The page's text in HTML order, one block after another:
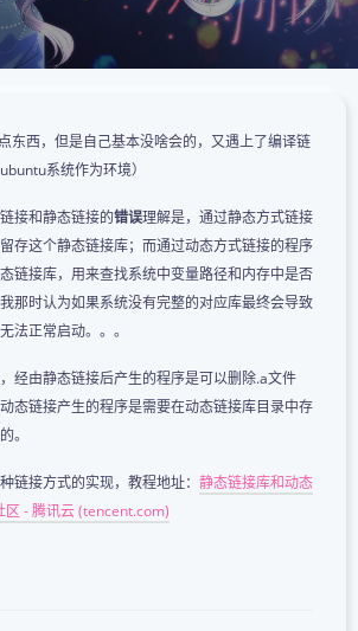
东西，但是自己基本没啥会的，又遇上了编译链
系统作为环境）
接和静态链接的错误理解是，通过静态方式链接
存这个静态链接库；而通过动态方式链接的程序
链接库，用来查找系统中变量路径和内存中是否
那时认为如果系统没有完整的对应库最终会导致
法正常启动。。。
经由静态链接后产生的程序是可以删除.a文件
态链接产生的程序是需要在动态链接库目录中存
。
链接方式的实现，教程地址： 静态链接库和动态
区 - 腾讯云 (tencent.com)